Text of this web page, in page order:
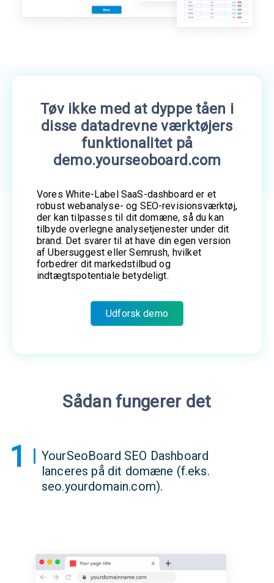
Tøv ikke med at dyppe tåen i
disse datadrevne værktøjers
funktionalitet på
demo.yourseoboard.com
Vores White-Label SaaS-dashboard er et
robust webanalyse- og SEO-revisionsværktøj,
der kan tilpasses til dit domæne, så du kan
tilbyde overlegne analysetjenester under dit
brand. Det svarer til at have din egen version
af Ubersuggest eller Semrush, hvilket
forbedrer dit markedstilbud og
indtægtspotentiale betydeligt.
Udforsk demo
Sådan fungerer det
1
YourSeoBoard SEO Dashboard
lanceres på dit domæne (f.eks.
seo.yourdomain.com).